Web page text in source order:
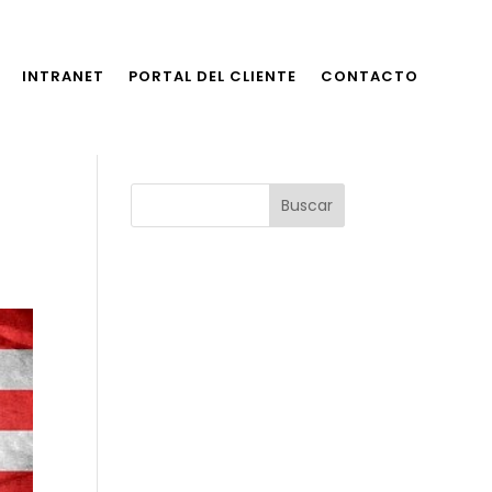
INTRANET PORTAL DEL CLIENTE CONTACTO